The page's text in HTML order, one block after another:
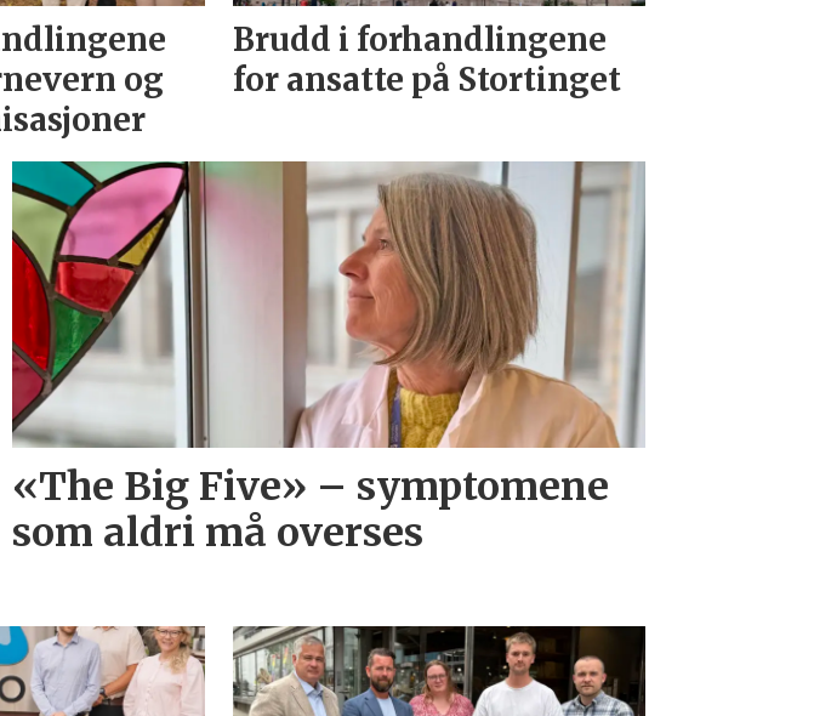
og
Brudd i forhandlingene
for ansatte på Stortinget
«The Big Five» – symptomene
som aldri må overses